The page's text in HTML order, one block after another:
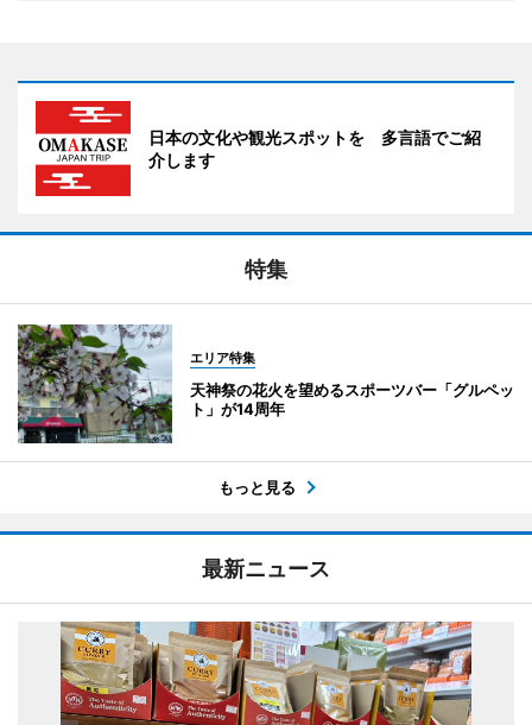
日本の文化や観光スポットを 多言語でご紹
介します
特集
エリア特集
天神祭の花火を望めるスポーツバー「グルペッ
ト」が14周年
もっと見る
最新ニュース